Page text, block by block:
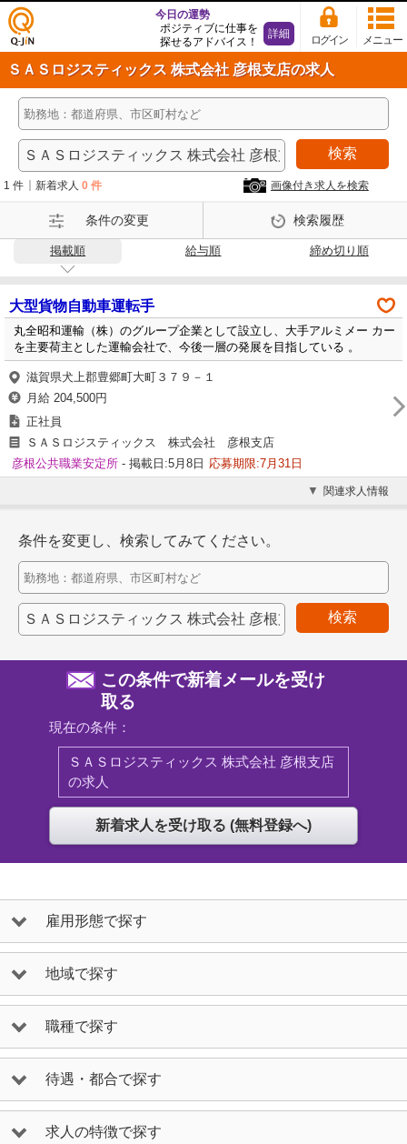
仕事
探し
の求
人サ
イト
Q-Ji
メニュー
ログイン
今日の運勢
ポジティブに仕事を
探せるアドバイス！
詳細
ＳＡＳロジスティックス 株式会社 彦根支店の求人
検索
1 件 新着求人 0 件 画像付き求人を検索
条件の変更 検索履歴
掲載順 給与順 締め切り順
大型貨物自動車運転手
丸全昭和運輸（株）のグループ企業として設立し、大手アルミメー カー
を主要荷主とした運輸会社で、今後一層の発展を目指している 。
滋賀県犬上郡豊郷町大町３７９－１
月給 204,500円
正社員
ＳＡＳロジスティックス 株式会社 彦根支店
彦根公共職業安定所 - 掲載日:5月8日 応募期限:7月31日
関連求人情報
条件を変更し、検索してみてください。
検索
この条件で新着メールを受け
取る
現在の条件：
ＳＡＳロジスティックス 株式会社 彦根支店
の求人
雇用形態で探す
地域で探す
職種で探す
待遇・都合で探す
求人の特徴で探す